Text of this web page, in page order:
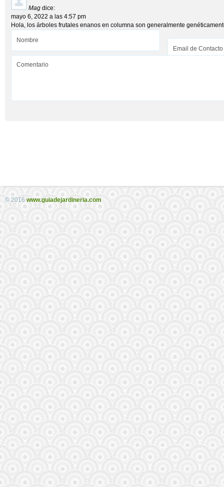
Mag dice:
mayo 6, 2022 a las 4:57 pm
Hola, los árboles frutales enanos en columna son generalmente
© 2016 www.guiadejardineria.com